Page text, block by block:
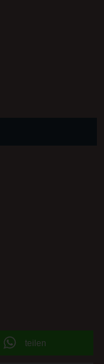
teilen